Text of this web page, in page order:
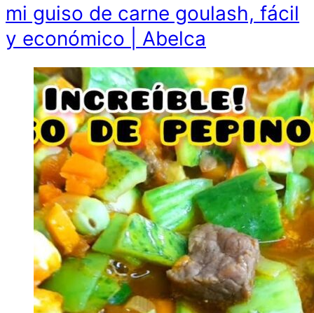
mi guiso de carne goulash, fácil
y económico | Abelca